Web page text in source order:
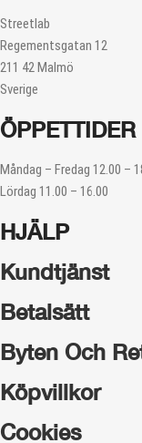
Streetlab
Regementsgatan 12
211 42 Malmö
Sverige
ÖPPETTIDER
Måndag – Fredag 12.00 –
Lördag 11.00 – 16.00
HJÄLP
Kundtjänst
Betalsätt
Byten Och
Köpvillkor
Cookies